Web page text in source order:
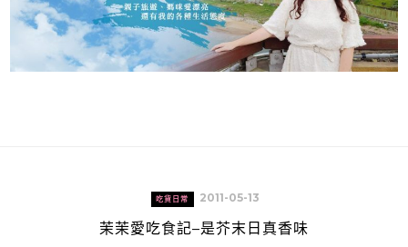
吃貨日常 2011-05-13
茉茉愛吃食記–是芥末日真香味